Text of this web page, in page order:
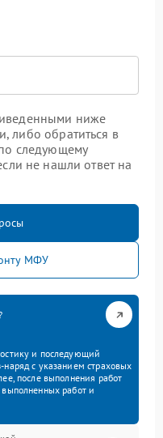
ниже
либо обратиться в
следующему
не нашли ответ на
МФУ
и последующий
наряд с указанием страховых
после выполнения работ
работ и